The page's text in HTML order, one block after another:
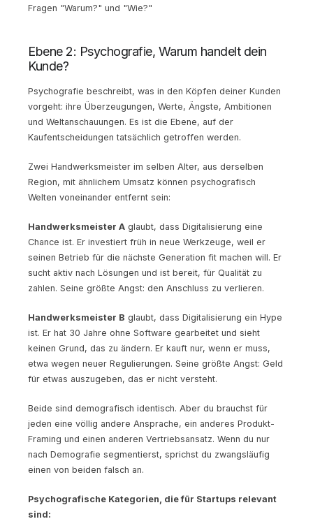
Fragen "Warum?" und "Wie?"
Ebene 2: Psychografie, Warum handelt dein
Kunde?
Psychografie beschreibt, was in den Köpfen deiner Kunden
vorgeht: ihre Überzeugungen, Werte, Ängste, Ambitionen
und Weltanschauungen. Es ist die Ebene, auf der
Kaufentscheidungen tatsächlich getroffen werden.
Zwei Handwerksmeister im selben Alter, aus derselben
Region, mit ähnlichem Umsatz können psychografisch
Welten voneinander entfernt sein:
Handwerksmeister A glaubt, dass Digitalisierung eine
Chance ist. Er investiert früh in neue Werkzeuge, weil er
seinen Betrieb für die nächste Generation fit machen will. Er
sucht aktiv nach Lösungen und ist bereit, für Qualität zu
zahlen. Seine größte Angst: den Anschluss zu verlieren.
Handwerksmeister B glaubt, dass Digitalisierung ein Hype
ist. Er hat 30 Jahre ohne Software gearbeitet und sieht
keinen Grund, das zu ändern. Er kauft nur, wenn er muss,
etwa wegen neuer Regulierungen. Seine größte Angst: Geld
für etwas auszugeben, das er nicht versteht.
Beide sind demografisch identisch. Aber du brauchst für
jeden eine völlig andere Ansprache, ein anderes Produkt-
Framing und einen anderen Vertriebsansatz. Wenn du nur
nach Demografie segmentierst, sprichst du zwangsläufig
einen von beiden falsch an.
Psychografische Kategorien, die für Startups relevant
sind: